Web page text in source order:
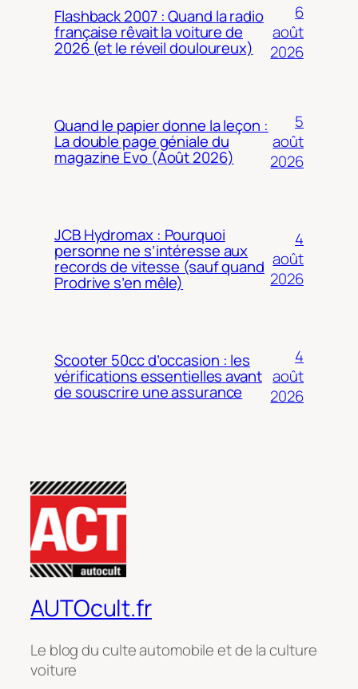
Flashback 2007 : Quand la radio
française rêvait la voiture de
2026 (et le réveil douloureux)
6
août
2026
Quand le papier donne la leçon :
La double page géniale du
magazine Evo (Août 2026)
5
août
2026
JCB Hydromax : Pourquoi
personne ne s’intéresse aux
records de vitesse (sauf quand
Prodrive s’en mêle)
4
août
2026
Scooter 50cc d’occasion : les
vérifications essentielles avant
de souscrire une assurance
4
août
2026
AUTOcult.fr
Le blog du culte automobile et de la culture
voiture